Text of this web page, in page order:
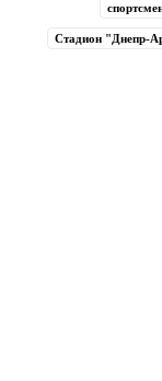
Стадион "Днепр-